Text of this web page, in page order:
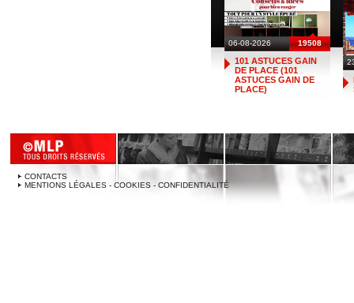
06-08-2026 19508
101 ASTUCES GAIN
DE PLACE (101
ASTUCES GAIN DE
PLACE)
CONTACTS
MENTIONS LÉGALES - COOKIES - CONFIDENTIALITÉ